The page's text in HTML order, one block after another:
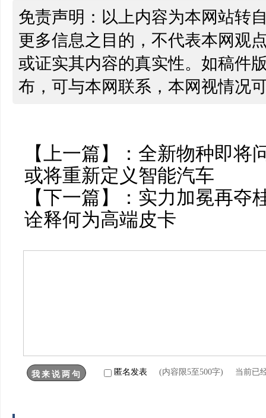
免责声明：以上内容为本网站转
更多信息之目的，不代表本网观
或证实其内容的真实性。如稿件
布，可与本网联系，本网视情况
【上一篇】： 全新物种即将
或将重新定义智能汽车
【下一篇】： 实力加冕再夺
诠释何为高端皮卡
匿名发表 (内容限5至500字) 当前已